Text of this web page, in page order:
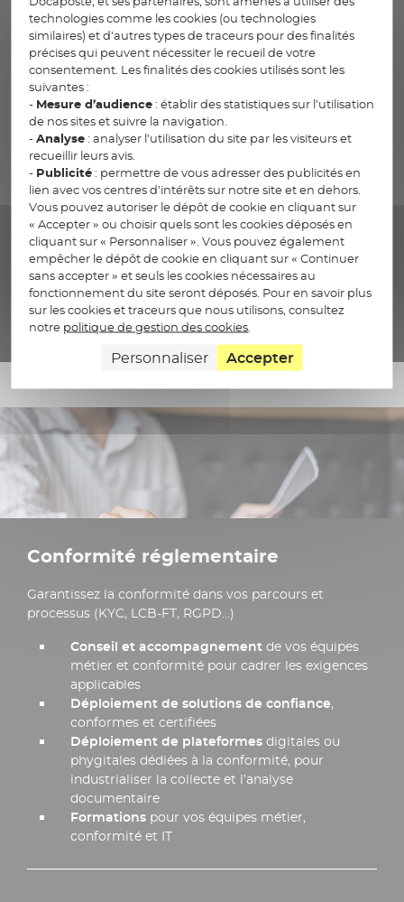
​Allégez la charge de vos équipes et optimisez la
performance opérationnelle.
Accompagnement métier & réglementaire :
transformation de vos processus pour renforcer
la conformité et la transparence
Fiabilisation des opérations sensibles :
industrialisation et automatisation du
traitement documentaire, enrichies par l’IA,
pour accélérer la gestion dans un cadre sécurisé
Prise en charge des actes métiers à forte
volumétrieafin de fluidifier l’expérience client et
valoriser l’expertise de vos conseillers
La gestion déléguée
Conformité réglementaire​
Garantissez la conformité dans vos parcours et
processus (KYC, LCB-FT, RGPD…)​
Conseil et accompagnement de vos équipes
métier et conformité pour cadrer les exigences
applicables​
Déploiement de solutions de confiance,
conformes et certifiées​
Déploiement de plateformes digitales ou
phygitales dédiées à la conformité, pour
industrialiser la collecte et l’analyse
documentaire​
Formations pour vos équipes métier,
conformité et IT​
technologies comme les cookies (ou technologies
similaires) et d’autres types de traceurs pour des finalités
précises qui peuvent nécessiter le recueil de votre
consentement. Les finalités des cookies utilisés sont les
suivantes :
- Mesure d’audience: établir des statistiques sur l’utilisation
de nos sites et suivre la navigation.
-Analyse: analyser l’utilisation du site par les visiteurs et
recueillir leurs avis.
- Publicité: permettre de vous adresser des publicités en
lien avec vos centres d’intérêts sur notre site et en dehors.
Vous pouvez autoriser le dépôt de cookie en cliquant sur
« Accepter » ou choisir quels sont les cookies déposés en
cliquant sur « Personnaliser ». Vous pouvez également
empêcher le dépôt de cookie en cliquant sur « Continuer
sans accepter » et seuls les cookies nécessaires au
fonctionnement du site seront déposés. Pour en savoir plus
sur les cookies et traceurs que nous utilisons, consultez
notre politique de gestion des cookies
Personnaliser Accepter